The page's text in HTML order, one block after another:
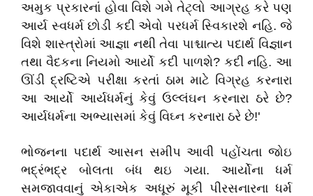
અમુક પ્રકારનાં હોવા વિશે ગમે તેટ્લો આગ્રહ કરે પણ
આર્ય સ્વધર્મ છોડી કદી એવો પરધર્મ સ્વિકારશે નહિ. જે
વિશે શાસ્ત્રોમાં આજ્ઞા નથી તેવા પાશ્ચાત્ય પદાર્થ વિજ્ઞાન
તથા વૈદકના નિયમો આર્યો કદી પાળશે? કદી નહિ. આ
ઊંડી દ્રષ્ટિએ પરીક્ષા કરતાં ઠામ માટે વિગ્રહ કરનારા
આ આર્યો આર્યધર્મનું કેવું ઉલ્લંઘન કરનારા ઠરે છે?
આર્યધર્મના અભ્યાસમાં કેવું વિઘ્ન કરનારા ઠરે છે!'
ભોજનના પદાર્થ આસન સમીપ આવી પહોંચતા જોઇ
ભદ્રંભદ્ર બોલતા બંધ થઇ ગયા. આર્યોના ધર્મ
સમજાવવાનું એકાએક અધૂરું મૂકી પીરસનારના ધર્મ